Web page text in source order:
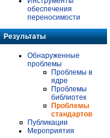
обеспечения
переносимости
Результаты
Обнаруженные
проблемы
Проблемы в
ядре
Проблемы
библиотек
Проблемы
стандартов
Публикации
Мероприятия